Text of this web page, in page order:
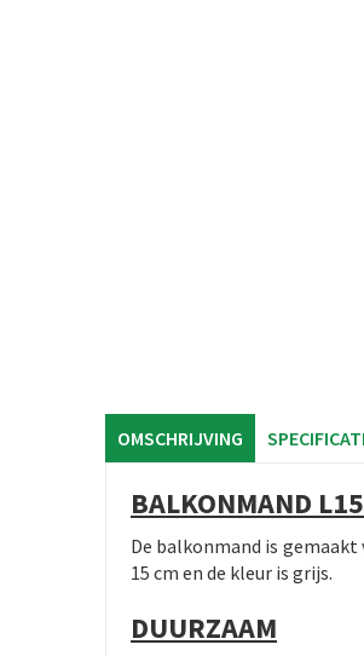
OMSCHRIJVING
BALKONMAND
De balkonmand is
15 cm en de kleur is grijs.
DUURZAAM